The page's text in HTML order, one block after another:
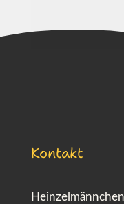
Kontakt